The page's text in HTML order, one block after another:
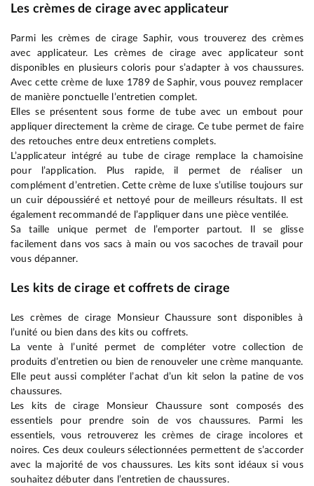
Les crèmes de cirage avec applicateur
Parmi les crèmes de cirage Saphir, vous trouverez des crèmes
avec applicateur. Les crèmes de cirage avec applicateur sont
disponibles en plusieurs coloris pour s’adapter à vos chaussures.
Avec cette crème de luxe 1789 de Saphir, vous pouvez remplacer
de manière ponctuelle l’entretien complet.
Elles se présentent sous forme de tube avec un embout pour
appliquer directement la crème de cirage. Ce tube permet de faire
des retouches entre deux entretiens complets.
L’applicateur intégré au tube de cirage remplace la chamoisine
pour l’application. Plus rapide, il permet de réaliser un
complément d’entretien. Cette crème de luxe s’utilise toujours sur
un cuir dépoussiéré et nettoyé pour de meilleurs résultats. Il est
également recommandé de l’appliquer dans une pièce ventilée.
Sa taille unique permet de l’emporter partout. Il se glisse
facilement dans vos sacs à main ou vos sacoches de travail pour
vous dépanner.
Les kits de cirage et coffrets de cirage
Les crèmes de cirage Monsieur Chaussure sont disponibles à
l’unité ou bien dans des kits ou coffrets.
La vente à l’unité permet de compléter votre collection de
produits d’entretien ou bien de renouveler une crème manquante.
Elle peut aussi compléter l’achat d’un kit selon la patine de vos
chaussures.
Les kits de cirage Monsieur Chaussure sont composés des
essentiels pour prendre soin de vos chaussures. Parmi les
essentiels, vous retrouverez les crèmes de cirage incolores et
noires. Ces deux couleurs sélectionnées permettent de s’accorder
avec la majorité de vos chaussures. Les kits sont idéaux si vous
souhaitez débuter dans l’entretien de chaussures.